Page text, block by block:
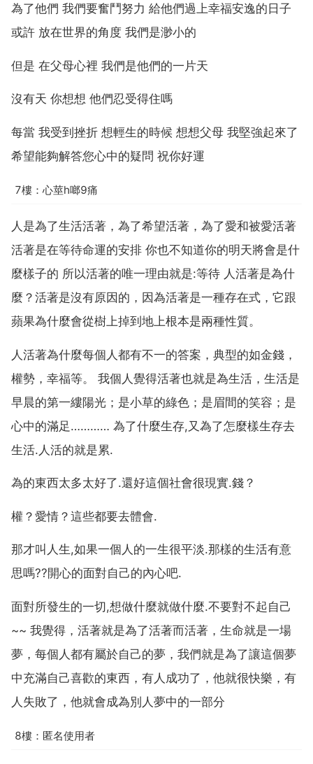
為了他們 我們要奮鬥努力 給他們過上幸福安逸的日子
或許 放在世界的角度 我們是渺小的
但是 在父母心裡 我們是他們的一片天
沒有天 你想想 他們忍受得住嗎
每當 我受到挫折 想輕生的時候 想想父母 我堅強起來了
希望能夠解答您心中的疑問 祝你好運
7樓：心莖h啷9痛
人是為了生活活著，為了希望活著，為了愛和被愛活著
活著是在等待命運的安排 你也不知道你的明天將會是什
麼樣子的 所以活著的唯一理由就是:等待 人活著是為什
麼？活著是沒有原因的，因為活著是一種存在式，它跟
蘋果為什麼會從樹上掉到地上根本是兩種性質。
人活著為什麼每個人都有不一的答案，典型的如金錢，
權勢，幸福等。 我個人覺得活著也就是為生活，生活是
早晨的第一縷陽光；是小草的綠色；是眉間的笑容；是
心中的滿足………… 為了什麼生存,又為了怎麼樣生存去
生活.人活的就是累.
為的東西太多太好了.還好這個社會很現實.錢？
權？愛情？這些都要去體會.
那才叫人生,如果一個人的一生很平淡.那樣的生活有意
思嗎??開心的面對自己的內心吧.
面對所發生的一切,想做什麼就做什麼.不要對不起自己
~~ 我覺得，活著就是為了活著而活著，生命就是一場
夢，每個人都有屬於自己的夢，我們就是為了讓這個夢
中充滿自己喜歡的東西，有人成功了，他就很快樂，有
人失敗了，他就會成為別人夢中的一部分
8樓：匿名使用者